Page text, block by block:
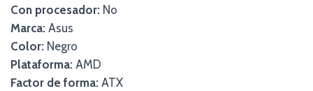
Con procesador: No
Marca: Asus
Color: Negro
Plataforma: AMD
Factor de forma: ATX